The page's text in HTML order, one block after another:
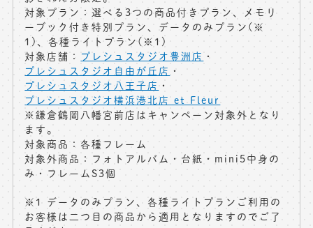
対象プラン ： 選べる3つの商品付きプラン、メモリ
ーブック付き特別プラン、データのみプラン(※
1)、各種ライトプラン(※1)
対象店舗： プレシュスタジオ豊洲店 ・
プレシュスタジオ自由が丘店 ・
プレシュスタジオ八王子店 ・
プレシュスタジオ横浜港北店 et Fleur
※鎌倉鶴岡八幡宮前店はキャンペーン対象外となり
ます。
対象商品：各種フレーム
対象外商品：フォトアルバム・台紙・mini5中身の
み・フレームS3個
※1 データのみプラン、各種ライトプランご利用の
お客様は二つ目の商品から適用となりますのでご了